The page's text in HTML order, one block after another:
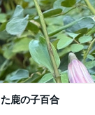
鹿の子百合